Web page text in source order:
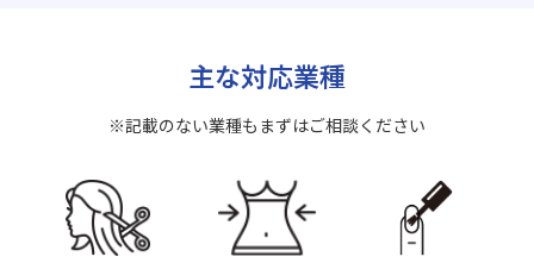
主な対応業種
※記載のない業種もまずはご相談ください